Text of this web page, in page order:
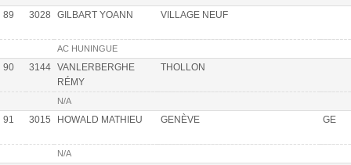
89 3028 GILBART YOANN VILLAGE NEUF
AC HUNINGUE
90 3144 VANLERBERGHE
RÉMY
THOLLON
N/A
91 3015 HOWALD MATHIEU GENÈVE GE
N/A